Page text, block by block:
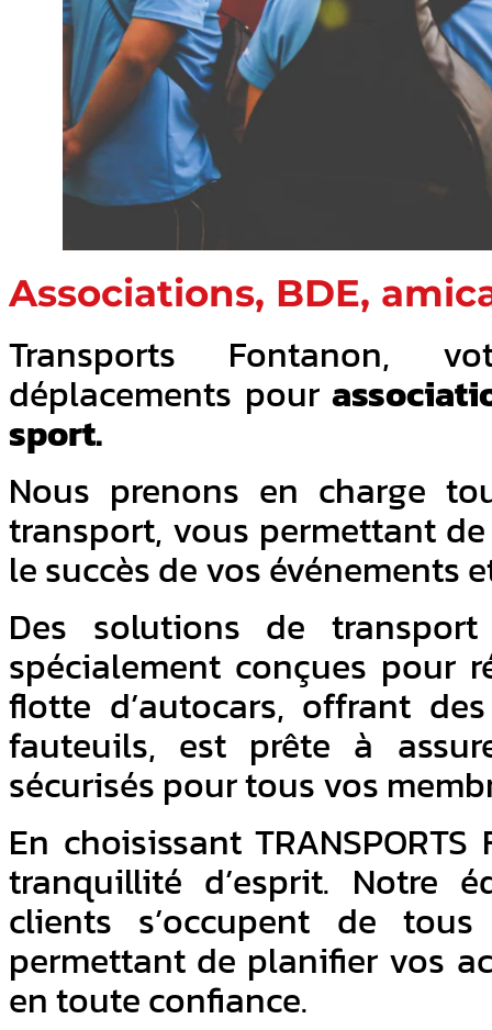
Associations, BDE,
Transports Fontanon,
déplacements pour
sport.
Nous prenons en charge
transport, vous permettant
le succès de vos événements
Des solutions de
spécialement conçues pour
flotte d’autocars, offrant
fauteuils, est prête à
sécurisés pour tous vos
En choisissant
tranquillité d’esprit. Notre
clients s’occupent de
permettant de planifier vos
en toute confiance.